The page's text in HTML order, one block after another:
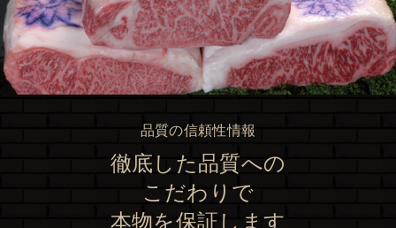
品質の信頼性情報
徹底した品質への
こだわりで
本物を保証します